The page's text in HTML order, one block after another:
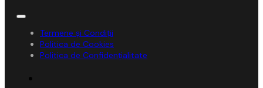
Termene și Condiții
Politica de Cookies
Politica de Confidențialitate